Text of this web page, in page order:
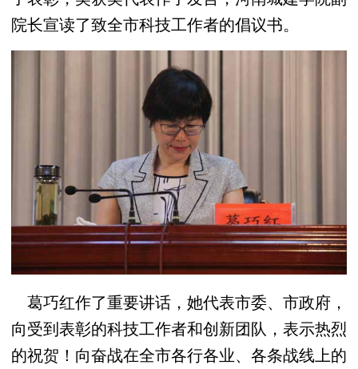
院长宣读了致全市科技工作者的倡议书。
葛巧红作了重要讲话，她代表市委、市政府，
向受到表彰的科技工作者和创新团队，表示热烈
的祝贺！向奋战在全市各行各业、各条战线上的